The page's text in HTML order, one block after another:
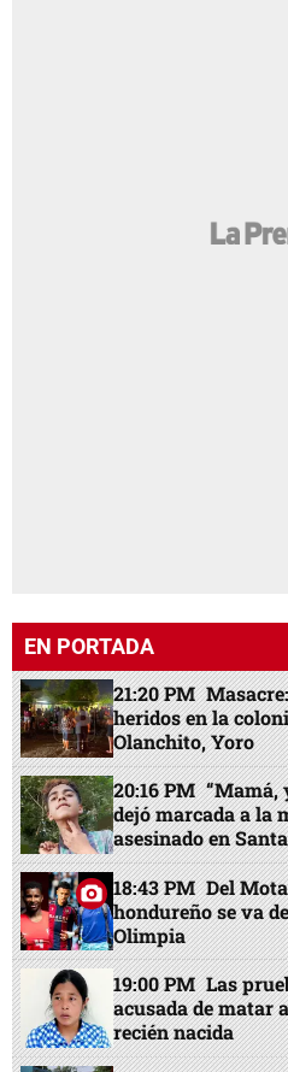
EN PORTADA
21:20 PM
heridos en la
Olanchito, Yoro
20:16 PM “Mamá,
dejó marcada a la
asesinado en
18:43 PM Del
hondureño se va
Olimpia
19:00 PM Las
acusada de matar
recién nacida